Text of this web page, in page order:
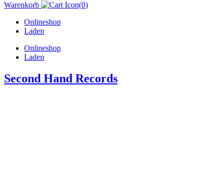
Warenkorb
(0)
Onlineshop
Laden
Onlineshop
Laden
Second Hand Records